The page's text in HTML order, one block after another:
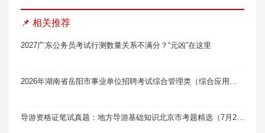
📌 相关推荐
2027广东公务员考试行测数量关系不满分？“元凶”在这里